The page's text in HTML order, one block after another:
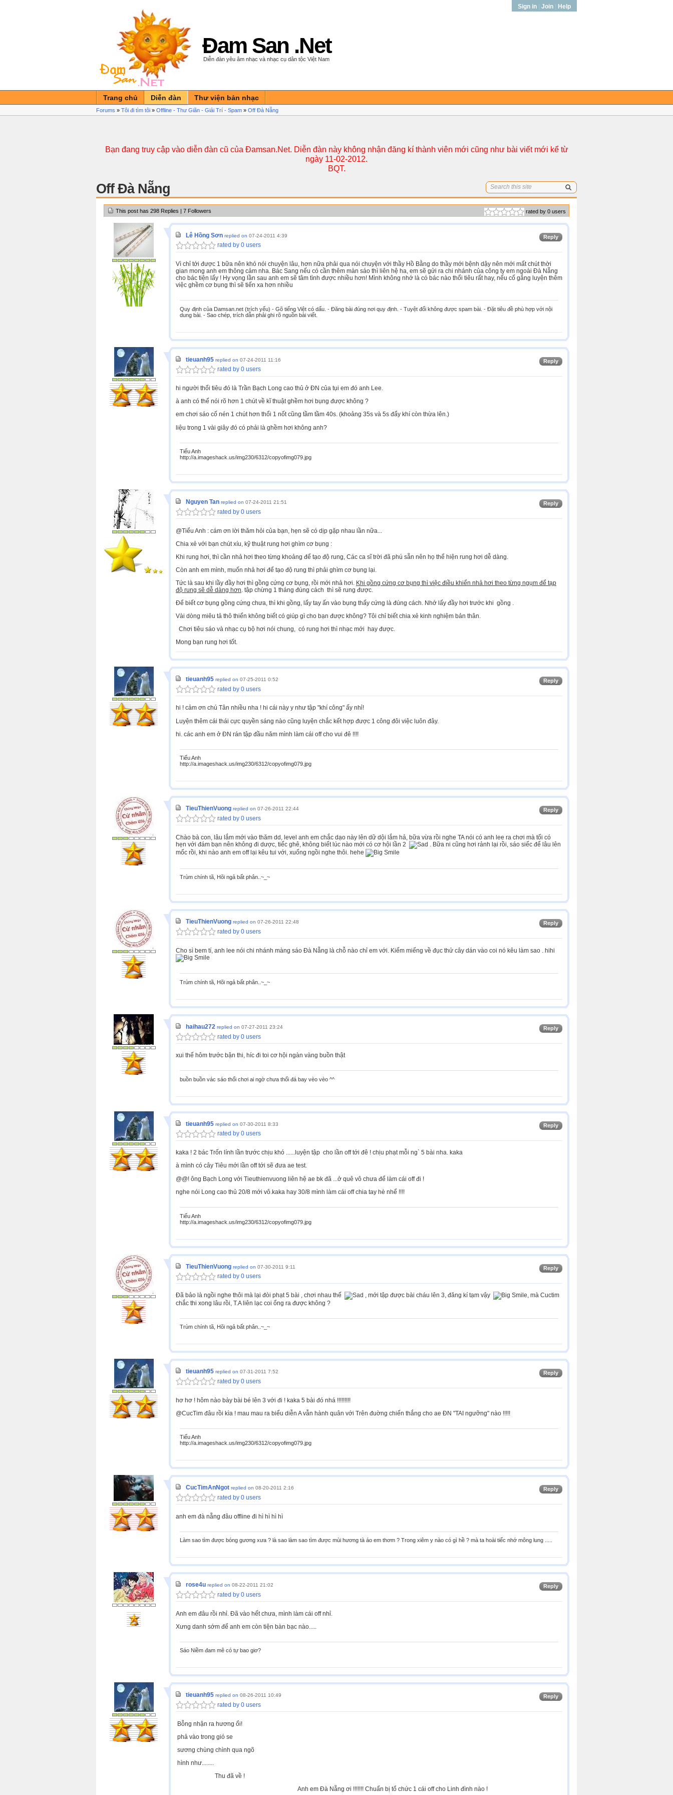
Đam San .Net
Diễn đàn yêu âm nhạc và nhạc cụ dân tộc Việt Nam
Sign in Join Help
Trang chủ Diễn đàn Thư viện bản nhạc
Forums » Tôi đi tìm tôi » Offline - Thư Giãn - Giải Trí - Spam » Off Đà Nẵng
Bạn đang truy cập vào diễn đàn cũ của Đamsan.Net. Diễn đàn này không nhận đăng kí thành viên mới cũng như bài viết mới kể từ
ngày 11-02-2012.
BQT.
Off Đà Nẵng
rated by 0 users
This post has 298 Replies | 7 Followers
Reply
Lê Hồng Sơn replied on 07-24-2011 4:39
rated by 0 users
Vì chỉ tới được 1 bữa nên khó nói chuyện lâu, hơn nữa phải qua nói chuyện với thầy Hồ Bằng do thầy mới bệnh dậy nên mới mất chút thời
gian mong anh em thông cảm nha. Bác Sang nếu có cần thêm màn sáo thì liên hệ ha, em sẽ gửi ra chi nhánh của công ty em ngoài Đà Nẵng
cho bác tiện lấy ! Hy vọng lần sau anh em sẽ tâm tình được nhiều hơn! Mình không nhớ là có bác nào thổi tiêu rất hay, nếu cố gắng luyện thêm
việc ghềm cơ bụng thì sẽ tiến xa hơn nhiều
Quy định của Damsan.net (trích yếu) - Gõ tiếng Việt có dấu. - Đăng bài đúng nơi quy định. - Tuyệt đối không được spam bài. - Đặt tiêu đề phù hợp với nội
dung bài. - Sao chép, trích dẫn phải ghi rõ nguồn bài viết.
Reply
tieuanh95 replied on 07-24-2011 11:16
rated by 0 users
hi người thổi tiêu đó là Trần Bạch Long cao thủ ở ĐN của tụi em đó anh Lee.
à anh có thể nói rõ hơn 1 chút về kĩ thuật ghềm hơi bụng được không ?
em chơi sáo cố nén 1 chút hơn thổi 1 nốt cũng tầm tầm 40s. (khoảng 35s và 5s đẩy khí còn thừa lên.)
liệu trong 1 vài giây đó có phải là ghềm hơi không anh?
Tiểu Anh
http://a.imageshack.us/img230/6312/copyofimg079.jpg
Reply
Nguyen Tan replied on 07-24-2011 21:51
rated by 0 users
@Tiểu Anh : cám ơn lời thăm hỏi của bạn, hẹn sẽ có dịp gặp nhau lần nữa...
Chia xẻ với bạn chút xíu, kỹ thuật rung hơi ghìm cơ bụng :
Khi rung hơi, thì cần nhả hơi theo từng khoảng để tạo độ rung, Các ca sĩ trời đã phú sẵn nên họ thể hiện rung hơi dễ dàng.
Còn anh em mình, muốn nhả hơi để tạo độ rung thì phải ghìm cơ bụng lại.
Tức là sau khi lầy đầy hơi thì gồng cứng cơ bụng, rồi mới nhả hơi. Khi gồng cứng cơ bụng thì việc điều khiển nhả hơi theo từng ngụm để tạp
độ rung sẽ dễ dàng hơn. tập chừng 1 tháng đúng cách thì sẽ rung được.
Để biết cơ bụng gồng cứng chưa, thì khi gồng, lấy tay ấn vào bụng thấy cứng là đúng cách. Nhớ lấy đầy hơi trước khi gồng .
Vài dòng miêu tả thô thiển không biết có giúp gì cho bạn được không? Tôi chỉ biết chia xẻ kinh nghiệm bản thân.
Chơi tiêu sáo và nhạc cụ bộ hơi nói chung, có rung hơi thì nhạc mới hay được.
Mong bạn rung hơi tốt.
Reply
tieuanh95 replied on 07-25-2011 0:52
rated by 0 users
hi ! cảm ơn chú Tân nhiều nha ! hi cái này y như tập "khí công" ấy nhỉ!
Luyện thêm cái thái cực quyền sáng nào cũng luyện chắc kết hợp được 1 công đôi việc luôn đây.
hi. các anh em ở ĐN rán tập đầu năm mình làm cái off cho vui đê !!!!
Tiểu Anh
http://a.imageshack.us/img230/6312/copyofimg079.jpg
Reply
TieuThienVuong replied on 07-26-2011 22:44
rated by 0 users
Chào bà con, lâu lắm mới vào thăm dd, level anh em chắc dạo này lên dữ dội lắm hả, bữa vừa rồi nghe TA nói có anh lee ra chơi mà tối có
hẹn với đám bạn nên không đi dược, tiếc ghê, không biết lúc nào mới có cơ hội lần 2
. Bữa ni cũng hơi rảnh lại rồi, sáo siếc để lâu lên
mốc rồi, khi nào anh em off lại kêu tui với, xuống ngồi nghe thôi. hehe
Trùm chính tã, Hõi ngả bất phân..~_~
Reply
TieuThienVuong replied on 07-26-2011 22:48
rated by 0 users
Cho sì bem tí, anh lee nói chi nhánh màng sáo Đà Nẵng là chỗ nào chỉ em với. Kiếm miếng về đục thử cây dán vào coi nó kêu làm sao . hihi
Trùm chính tã, Hõi ngả bất phân..~_~
Reply
haihau272 replied on 07-27-2011 23:24
rated by 0 users
xui thế hôm trước bận thi, híc đi toi cơ hội ngàn vàng buồn thật
buồn buồn vác sáo thổi chơi ai ngờ chưa thổi đá bay vèo vèo ^^
Reply
tieuanh95 replied on 07-30-2011 8:33
rated by 0 users
kaka ! 2 bác Trốn lính lần trước chịu khó ......luyện tập cho lần off tới đê ! chịu phạt mỗi ng` 5 bài nha. kaka
à mình có cây Tiêu mới lần off tới sẽ đưa ae test.
@@! ông Bạch Long với Tieuthienvuong liên hệ ae bk đã ...ở quê vô chưa để làm cái off đi !
nghe nói Long cao thủ 20/8 mới vô.kaka hay 30/8 mình làm cái off chia tay hè nhể !!!!
Tiểu Anh
http://a.imageshack.us/img230/6312/copyofimg079.jpg
Reply
TieuThienVuong replied on 07-30-2011 9:11
rated by 0 users
Đã bảo là ngồi nghe thôi mà lại đòi phạt 5 bài , chơi nhau thế , mới tập được bài cháu lên 3, đăng kí tạm vậy
, mà Cuctim
chắc thi xong lâu rồi, T.A liên lạc coi ổng ra được không ?
Trùm chính tã, Hõi ngả bất phân..~_~
Reply
tieuanh95 replied on 07-31-2011 7:52
rated by 0 users
hơ hơ ! hôm nào bày bài bé lên 3 với đi ! kaka 5 bài đó nhá !!!!!!!!!
@CucTim đâu rồi kìa ! mau mau ra biểu diễn A vẫn hành quân với Trên đuờng chiến thắng cho ae ĐN "TAI ngưỡng" nào !!!!!
Tiểu Anh
http://a.imageshack.us/img230/6312/copyofimg079.jpg
Reply
CucTimAnNgot replied on 08-20-2011 2:16
rated by 0 users
anh em đà nẵng đâu offline đi hì hì hì hì
Làm sao tìm được bóng gương xưa ? là sao làm sao tìm được mùi hương tà áo em thơm ? Trong xiêm y nào có gì hề ? mà ta hoài tiếc nhớ mông lung .....
Reply
rose4u replied on 08-22-2011 21:02
rated by 0 users
Anh em đâu rồi nhỉ. Đã vào hết chưa, mình làm cái off nhỉ.
Xưng danh sớm để anh em còn tiện bàn bạc nào.....
Sáo Niềm đam mê có tự bao giơ?
Reply
tieuanh95 replied on 08-26-2011 10:49
rated by 0 users
Bỗng nhận ra hương ổi!
phả vào trong gió se
sương chùng chình qua ngõ
hình như........
Thu đã về !
Anh em Đà Nẵng ơi !!!!!!! Chuẩn bị tổ chức 1 cái off cho Linh đình nào !